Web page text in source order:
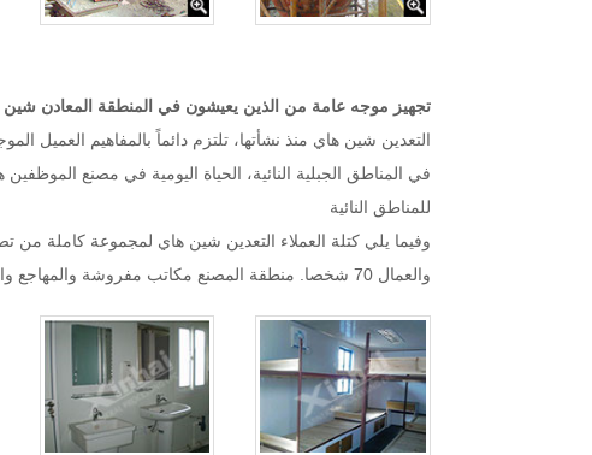
تجهيز موجه عامة من الذين يعيشون في المنطقة المعادن شين
التعدين شين هاي منذ نشأتها، تلتزم دائماً بالمفاهيم
في المناطق الجبلية النائية، الحياة اليومية في مصنع
للمناطق النائية
والعمال 70 شخصا. منطقة المصنع مكاتب مفروشة والمهاجع والمطاعم والمعامل والمختبرات وقاعات المؤتمرات وقاعات النشاط، المرحاض، الحمام